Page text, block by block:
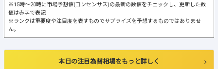
※15時～20時に市場予想値(コンセンサス)の最新の数値をチェックし、更新した数
値は赤字で表記
※ランクは重要度や注目度を表すものでサプライズを予想するものではありませ
ん。
本日の注目為替相場をもっと詳しく